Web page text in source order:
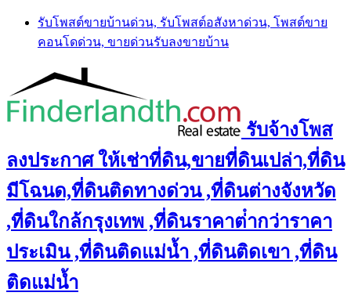
Skip
content
รับโพสต์ขายบ้านด่วน, รับโพสต์อสังหาด่วน, โพสต์ขาย
คอนโดด่วน, ขายด่วนรับลงขายบ้าน
รับจ้างโพส
ลงประกาศ ให้เช่าที่ดิน,ขายที่ดินเปล่า,ที่ดิน
มีโฉนด,ที่ดินติดทางด่วน ,ที่ดินต่างจังหวัด
,ที่ดินใกล้กรุงเทพ ,ที่ดินราคาต่ํากว่าราคา
ประเมิน ,ที่ดินติดแม่น้ำ ,ที่ดินติดเขา ,ที่ดิน
ติดแม่น้ำ